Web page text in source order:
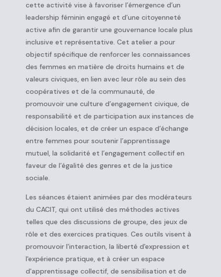
cette activité vise à favoriser l’émergence d’un
leadership féminin engagé et d’une citoyenneté
active afin de garantir une gouvernance locale plus
inclusive et représentative. Cet atelier a pour
objectif spécifique de renforcer les connaissances
des femmes en matière de droits humains et de
valeurs civiques, en lien avec leur rôle au sein des
coopératives et de la communauté, de
promouvoir une culture d’engagement civique, de
responsabilité et de participation aux instances de
décision locales, et de créer un espace d’échange
entre femmes pour soutenir l’apprentissage
mutuel, la solidarité et l’engagement collectif en
faveur de l’égalité des genres et de la justice
sociale.
Les séances étaient animées par des modérateurs
du CACIT, qui ont utilisé des méthodes actives
telles que des discussions de groupe, des jeux de
rôle et des exercices pratiques. Ces outils visent à
promouvoir l'interaction, la liberté d'expression et
l'expérience pratique, et à créer un espace
d'apprentissage collectif, de sensibilisation et de